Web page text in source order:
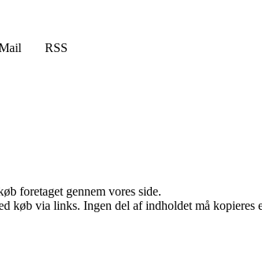
RSS
foretaget gennem vores side.
køb via links. Ingen del af indholdet må kopieres